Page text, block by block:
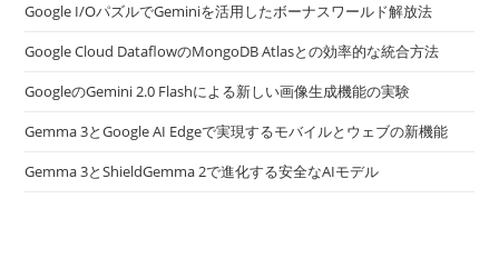
Google I/OパズルでGeminiを活用したボーナスワールド解放法
Google Cloud DataflowのMongoDB Atlasとの効率的な統合方法
GoogleのGemini 2.0 Flashによる新しい画像生成機能の実験
Gemma 3とGoogle AI Edgeで実現するモバイルとウェブの新機能
Gemma 3とShieldGemma 2で進化する安全なAIモデル